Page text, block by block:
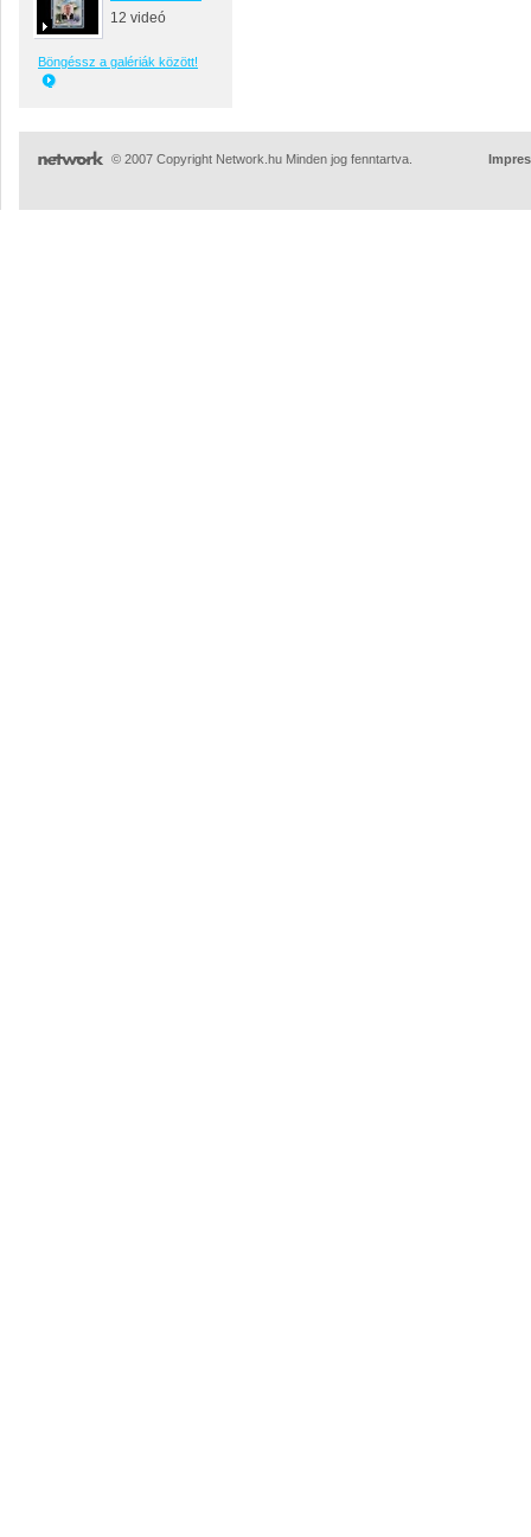
12 videó
Böngéssz a galériák között!
© 2007 Copyright Network.hu Minden jog fenntartva.